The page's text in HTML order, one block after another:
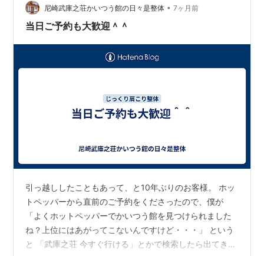
い」とお願いしました。 そしたら、「あ、、普通に座っ
てるほうが楽ですね」と感じていただけました。 施術を
尼崎武庫之荘かいつう館の日々是整体 • 7ヶ月前
当日ご予約も大歓迎＾＾
引っ越ししたこともあって、と10年ぶりのお客様。 ホッ
トペッパーから直前のご予約をくださったので、僕が
「よくホットペッパーでかいつう館を見つけられました
ね？上位にはあがってこないんですけど・・・」 という
と 「武庫之荘 今すぐ行ける」とかで検索したら出てきま